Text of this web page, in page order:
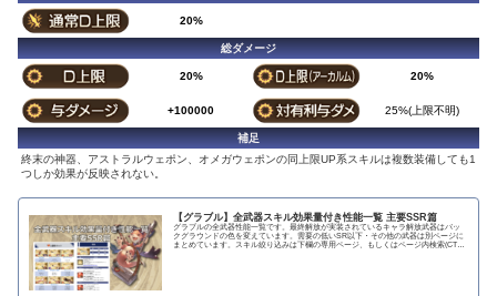
20%
総ダメージ
20% 20%
+100000 25%(上限不明)
補足
終末の神器、アストラルウェポン、オメガウェポンの同上限UP系スキルは複数装備しても1
つしか効果が反映されない。
【グラブル】全武器スキル効果量付き性能一覧 主要SSR篇
グラブルの全武器性能一覧です。最終解放が実装されているキャラ解放武器はバッ
クグラウンドの色を変えています。需要の低いSR以下・その他の武器は別ページに
まとめています。スキル絞り込みは下欄の専用ページ、もしくはページ内検索(CTRL